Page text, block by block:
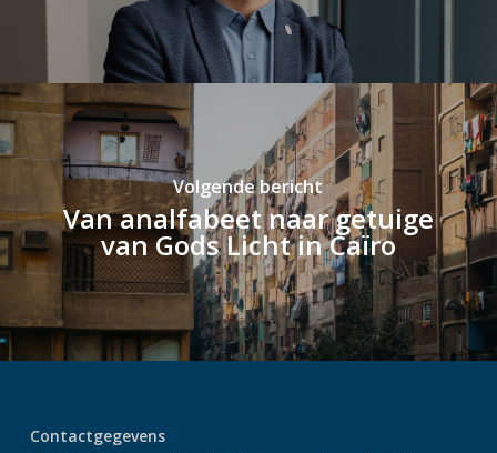
Volgende bericht
Van analfabeet naar getuige
van Gods Licht in Caïro
Contactgegevens